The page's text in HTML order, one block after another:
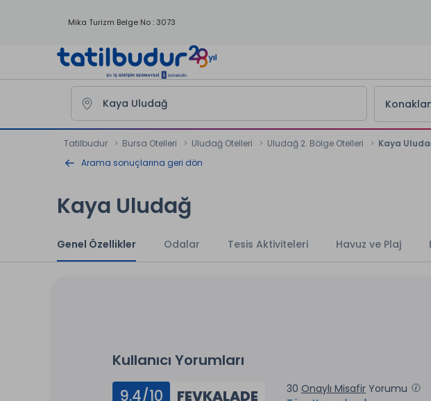
Mika Turizm Belge No : 3073
Tatilbudur Bursa Otelleri Uludağ Otelleri Uludağ 2. Bölge Otelleri
Kaya
Arama sonuçlarına geri dön
Kaya Uludağ
Genel Özellikler Odalar Tesis Aktiviteleri Havuz ve Plaj
Kullanıcı Yorumları
9.4/10 FEVKALADE 30 Onaylı Misafir Yorumu